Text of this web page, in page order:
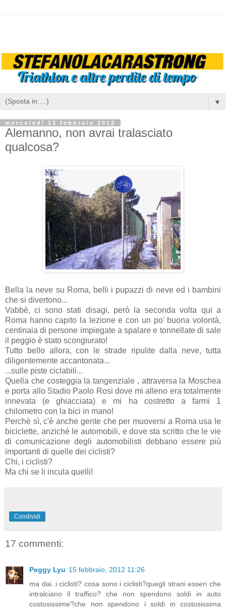
▼
mercoledì 15 febbraio 2012
Alemanno, non avrai tralasciato
qualcosa?
Bella la neve su Roma, belli i pupazzi di neve ed i bambini
che si divertono...
Vabbè, ci sono stati disagi, però la seconda volta qui a
Roma hanno capito la lezione e con un po' buona volontà,
centinaia di persone impiegate a spalare e tonnellate di sale
il peggio è stato scongiurato!
Tutto bello allora, con le strade ripulite dalla neve, tutta
diligentemente accantonata...
...sulle piste ciclabili...
Quella che costeggia la tangenziale , attraversa la Moschea
e porta allo Stadio Paolo Rosi dove mi alleno era totalmente
innevata (e ghiacciata) e mi ha costretto a farmi 1
chilometro con la bici in mano!
Perchè sì, c'è anche gente che per muoversi a Roma usa le
biciclette, anzichè le automobili, e dove sta scritto che le vie
di comunicazione degli automobilisti debbano essere più
importanti di quelle dei ciclisti?
Chi, i ciclisti?
Ma chi se li incula quelli!
Condividi
17 commenti:
Peggy Lyu 15 febbraio, 2012 11:26
ma dai..i ciclisti? cosa sono i ciclisti?quegli strani esseri che
intralciano il traffico? che non spendono soldi in auto
costosissime?che non spendono i soldi in costosissima